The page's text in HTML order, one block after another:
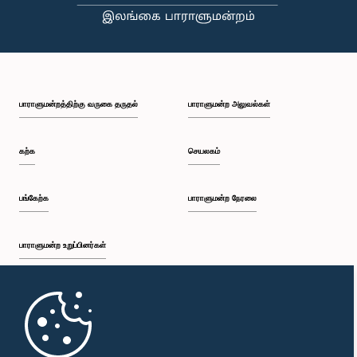
பி.ப. 1:23 - பி.ப. 1:31
பி.ப. 1:33 - பி.ப. 1:43
பி.ப. 1:48 - பி.ப. 1:58
பாராளுமன்றத்திற்கு வருகை தருதல்
கற்க
பங்கேற்க
பாராளுமன்ற உறுப்பினர்கள்
முதற்பக்கம்
பாராளுமன்ற அலுவல்கள்
செயலகம்
பாராளுமன்ற நேரலை